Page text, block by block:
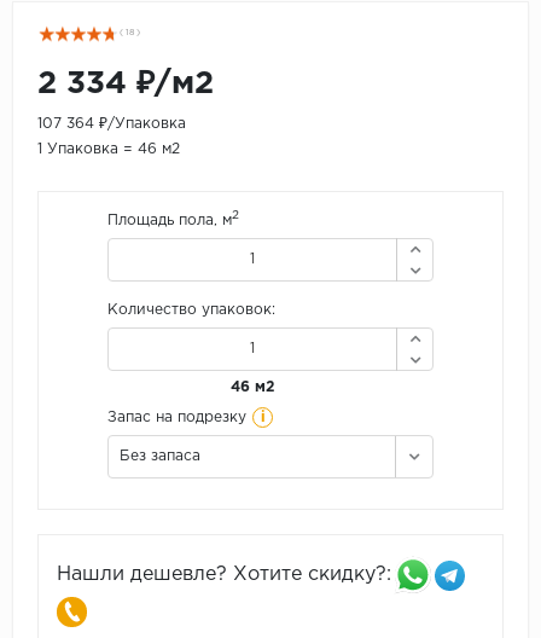
( 18 )
2 334 ₽/м2
107 364 ₽/Упаковка
1 Упаковка = 46 м2
Площадь пола, м2
Количество упаковок:
46 м2
Запас на подрезку i
Без запаса
Нашли дешевле? Хотите скидку?: